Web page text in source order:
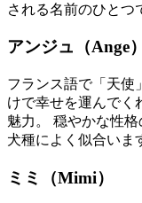
される名前のひとつ
アンジュ（Ange）
フランス語で「天使
けで幸せを運んでく
魅力。 穏やかな性
犬種によく似合いま
ミミ（Mimi）